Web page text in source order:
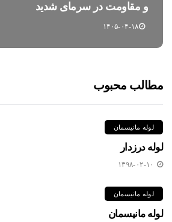
و مقاومت در سرمای شدید
۱۴۰۵-۰۴-۱۸
مطالب محبوب
لوله مانیسمان
لوله درزدار
۱۳۹۸-۰۲-۱۰
لوله مانیسمان
لوله مانیسمان